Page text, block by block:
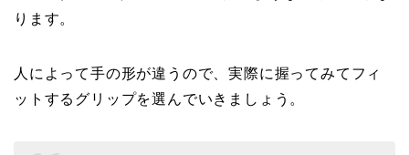
ります。
人によって手の形が違うので、実際に握ってみてフィ
ットするグリップを選んでいきましょう。